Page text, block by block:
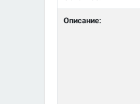
Описание: